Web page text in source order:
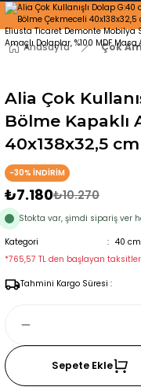
250₺ ve Üzeri
5'er cm Aralıklarla 35
% 100 Mdf Tekerlekli Masa
Kaliteli hizmet,
Anasayfa Çok
Alia Çok
Bölme Kapaklı
40x138x32,5
-30% İNDİRİM
₺7.180₺10.270
Stokta var, şimdi sipariş ver
Kategori
40
*765,57 TL den başlayan
Tahmini Kargo Süresi :
Sepete Ekle